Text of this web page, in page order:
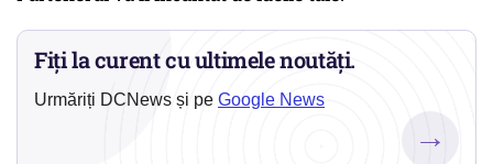
Fiți la curent cu ultimele noutăți.
Urmăriți DCNews și pe Google News
→